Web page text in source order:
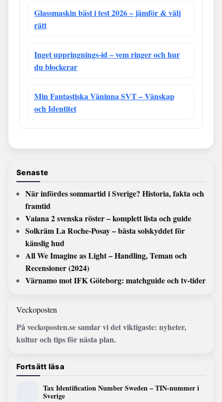
Glassmaskin bäst i test 2026 – jämför & välj
rätt
Inget uppringnings-id – vem ringer och hur
du blockerar
Min Fantastiska Väninna SVT – Vänskap
och Identitet
Senaste
När infördes sommartid i Sverige? Historia, fakta och
framtid
Vaiana 2 svenska röster – komplett lista och guide
Solkräm La Roche-Posay – bästa solskyddet för
känslig hud
All We Imagine as Light – Handling, Teman och
Recensioner (2024)
Värnamo mot IFK Göteborg: matchguide och tv-tider
Veckoposten
På veckoposten.se samlar vi det viktigaste: nyheter,
kultur och tips för nästa plan.
Fortsätt läsa
Tax Identification Number Sweden – TIN-nummer i
Sverige